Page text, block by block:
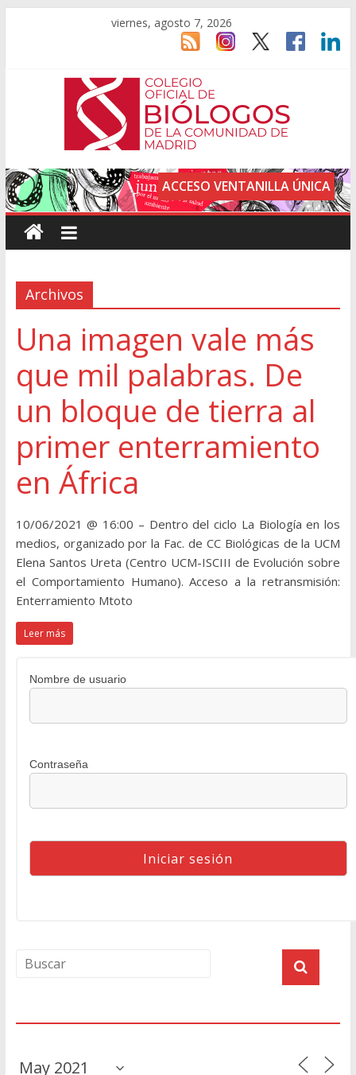
viernes, agosto 7, 2026
ACCESO VENTANILLA ÚNICA
Archivos
Una imagen vale más
que mil palabras. De
un bloque de tierra al
primer enterramiento
en África
10/06/2021 @ 16:00 – Dentro del ciclo La Biología en los
medios, organizado por la Fac. de CC Biológicas de la UCM
Elena Santos Ureta (Centro UCM-ISCIII de Evolución sobre
el Comportamiento Humano). Acceso a la retransmisión:
Enterramiento Mtoto
Leer más
Nombre de usuario
Contraseña